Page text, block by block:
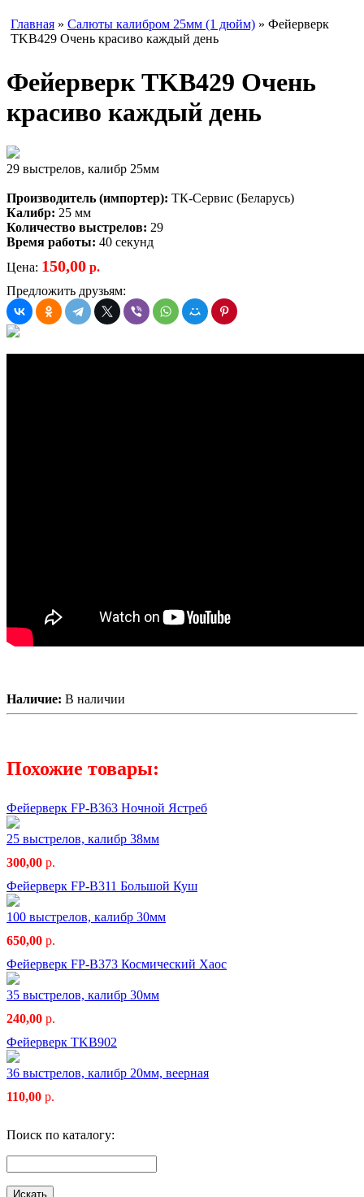
Главная » Салюты калибром 25мм (1 дюйм) » Фейерверк
TKB429 Очень красиво каждый день
Фейерверк TKB429 Очень
красиво каждый день
29 выстрелов, калибр 25мм
Производитель (импортер): ТК-Сервис (Беларусь)
Калибр: 25 мм
Количество выстрелов: 29
Время работы: 40 секунд
Цена: 150,00 р.
Предложить друзьям:
Наличие: В наличии
Похожие товары:
Фейерверк FP-B363 Ночной Ястреб
25 выстрелов, калибр 38мм
300,00 р.
Фейерверк FP-B311 Большой Куш
100 выстрелов, калибр 30мм
650,00 р.
Фейерверк FP-B373 Космический Хаос
35 выстрелов, калибр 30мм
240,00 р.
Фейерверк TKB902
36 выстрелов, калибр 20мм, веерная
110,00 р.
Поиск по каталогу: